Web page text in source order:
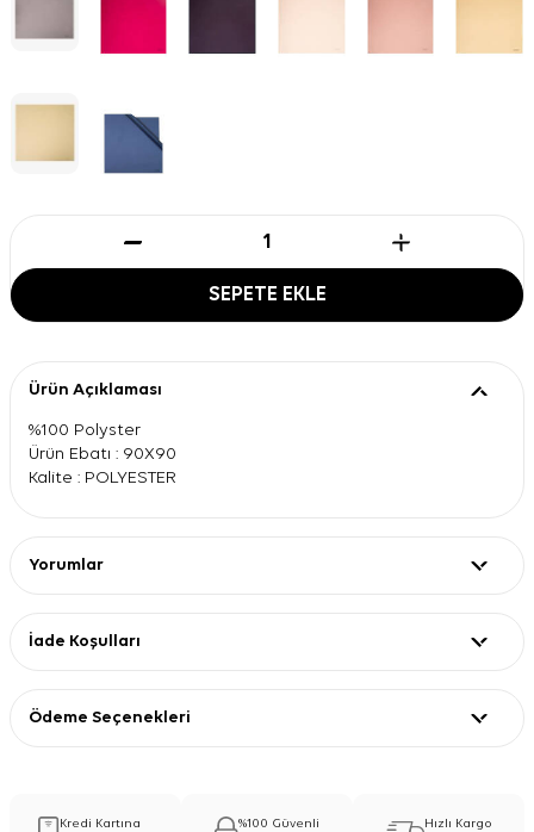
SEPETE EKLE
Ürün Açıklaması
%100 Polyster
Ürün Ebatı : 90X90
Kalite : POLYESTER
Yorumlar
İade Koşulları
Ödeme Seçenekleri
Kredi Kartına
%100 Güvenli
Hızlı Kargo